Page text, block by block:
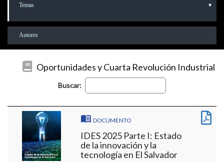
Temas
Autores
Oportunidades y Cuarta Revolución Industrial
Buscar:
DOCUMENTO
IDES 2025 Parte I: Estado
de la innovación y la
tecnología en El Salvador